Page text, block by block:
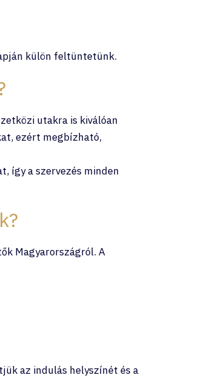
külön feltüntetünk.
utakra is kiválóan
ezért megbízható,
így a szervezés minden
Magyarországról. A
az indulás helyszínét és a